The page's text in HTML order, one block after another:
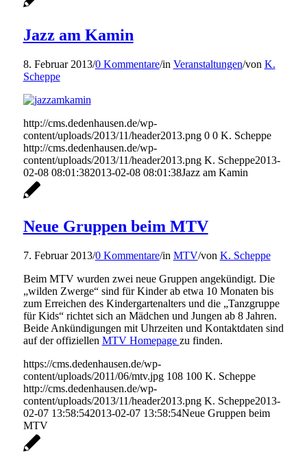
Jazz am Kamin
8. Februar 2013/0 Kommentare/in Veranstaltungen/von K.
Scheppe
http://cms.dedenhausen.de/wp-
content/uploads/2013/11/header2013.png 0 0 K. Scheppe
http://cms.dedenhausen.de/wp-
content/uploads/2013/11/header2013.png K. Scheppe2013-
02-08 08:01:382013-02-08 08:01:38Jazz am Kamin
Neue Gruppen beim MTV
7. Februar 2013/0 Kommentare/in MTV/von K. Scheppe
Beim MTV wurden zwei neue Gruppen angekündigt. Die
„wilden Zwerge“ sind für Kinder ab etwa 10 Monaten bis
zum Erreichen des Kindergartenalters und die „Tanzgruppe
für Kids“ richtet sich an Mädchen und Jungen ab 8 Jahren.
Beide Ankündigungen mit Uhrzeiten und Kontaktdaten sind
auf der offiziellen MTV Homepage zu finden.
https://cms.dedenhausen.de/wp-
content/uploads/2011/06/mtv.jpg 108 100 K. Scheppe
http://cms.dedenhausen.de/wp-
content/uploads/2013/11/header2013.png K. Scheppe2013-
02-07 13:58:542013-02-07 13:58:54Neue Gruppen beim
MTV